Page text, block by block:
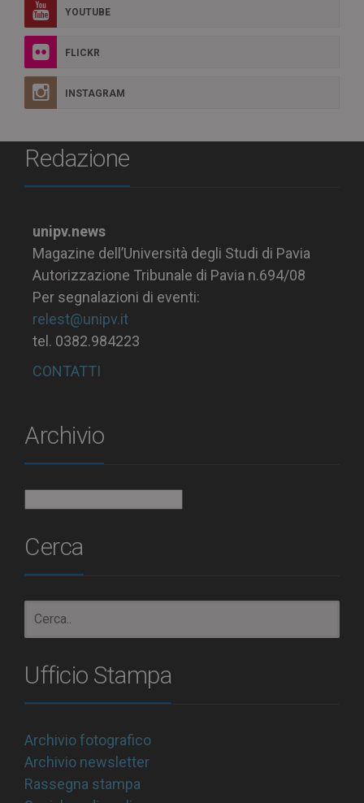
YOUTUBE
FLICKR
INSTAGRAM
Redazione
unipv.news
Magazine dell’Università degli Studi di Pavia
Autorizzazione Tribunale di Pavia n.694/08
Per segnalazioni di eventi:
relest@unipv.it
tel. 0382.984223
CONTATTI
Archivio
Cerca
Ufficio Stampa
Archivio fotografico
Archivio newsletter
Rassegna stampa